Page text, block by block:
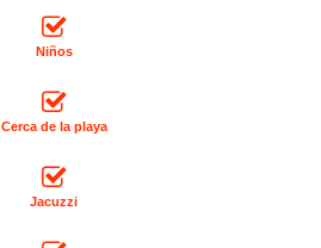
Niños
Cerca de la playa
Jacuzzi